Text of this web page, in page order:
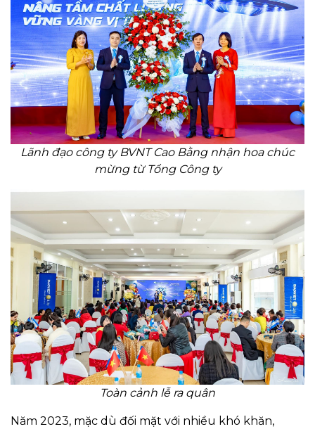
Lãnh đạo công ty BVNT Cao Bằng nhận hoa chúc
mừng từ Tổng Công ty
Toàn cảnh lễ ra quân
Năm 2023, mặc dù đối mặt với nhiều khó khăn,